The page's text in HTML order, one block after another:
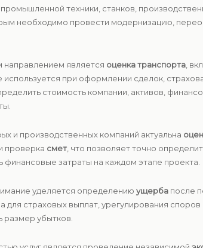
техники, станков,
необходимо провести модернизацию,
является оценка транспорта ,
при оформлении сделок,
стоимость компании, активов,
и производственных компаний актуальна
проверка смет , что позволяет точно
затраты на каждом этапе проекта.
уделяется определению ущерба после
страховых выплат, урегулирования
убытков.